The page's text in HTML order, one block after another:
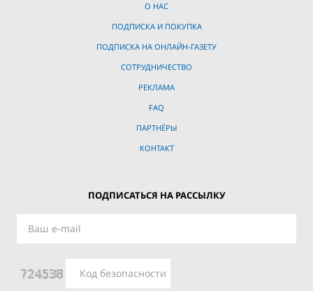
О НАС
ПОДПИСКА И ПОКУПКА
ПОДПИСКА НА ОНЛАЙН-ГАЗЕТУ
СОТРУДНИЧЕСТВО
РЕКЛАМА
FAQ
ПАРТНЁРЫ
КОНТАКТ
ПОДПИСАТЬСЯ НА РАССЫЛКУ